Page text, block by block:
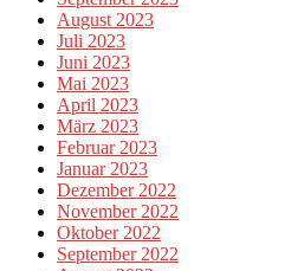
August 2023
Juli 2023
Juni 2023
Mai 2023
April 2023
März 2023
Februar 2023
Januar 2023
Dezember 2022
November 2022
Oktober 2022
September 2022